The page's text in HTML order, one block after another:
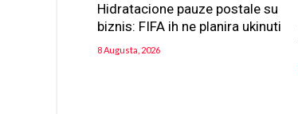
Hidratacione pauze postale su
biznis: FIFA ih ne planira ukinuti
8 Augusta, 2026